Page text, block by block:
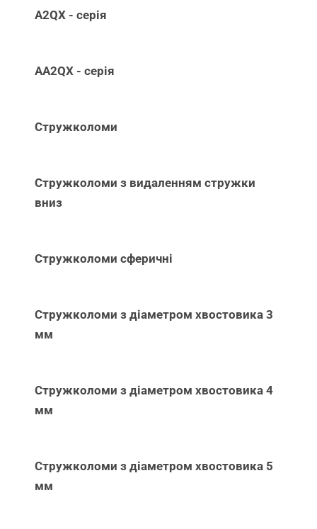
A2QX - серія
AA2QX - серія
Стружколоми
Стружколоми з видаленням стружки
вниз
Стружколоми сферичні
Стружколоми з діаметром хвостовика 3
мм
Стружколоми з діаметром хвостовика 4
мм
Стружколоми з діаметром хвостовика 5
мм